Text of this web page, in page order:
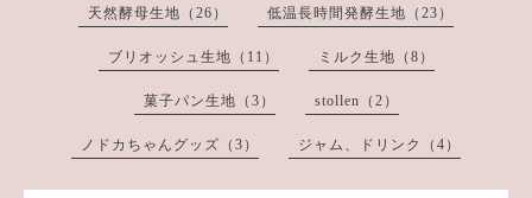
天然酵母生地（26） 低温長時間発酵生地（23）
ブリオッシュ生地（11） ミルク生地（8）
菓子パン生地（3） stollen（2）
ノドカちゃんグッズ（3） ジャム、ドリンク（4）